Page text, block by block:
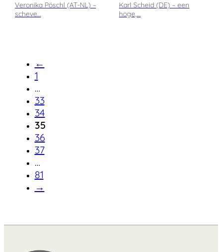
Veronika Pöschl (AT-NL) –
scheve…
Karl Scheid (DE) – een
hoge,…
←
1
…
33
34
35
36
37
…
81
→